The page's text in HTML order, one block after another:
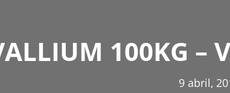
100KG –
9 abril,